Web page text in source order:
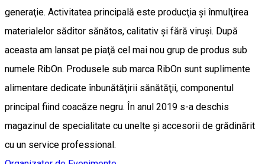
generaţie. Activitatea principală este producţia şi înmulţirea
materialelor săditor sănătos, calitativ şi fără viruşi. După
aceasta am lansat pe piaţă cel mai nou grup de produs sub
numele RibOn. Produsele sub marca RibOn sunt suplimente
alimentare dedicate înbunătăţirii sănătăţii, componentul
principal fiind coacăze negru. În anul 2019 s-a deschis
magazinul de specialitate cu unelte şi accesorii de grădinărit
cu un service professional.